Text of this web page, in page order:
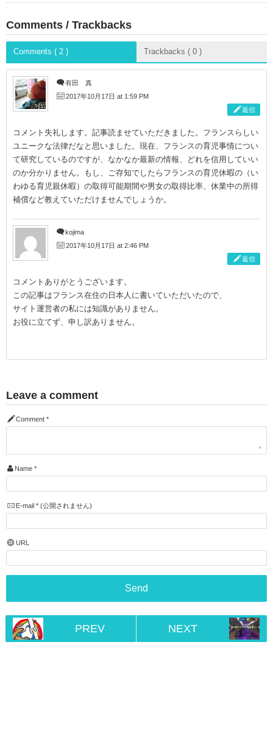
Comments / Trackbacks
Comments ( 2 ) Trackbacks ( 0 )
有田 真
2017年10月17日 at 1:59 PM
返信
コメント失礼します。記事読ませていただきました。フランスらしい
ユニークな法律だなと思いました。現在、フランスの育児事情につい
て研究しているのですが、なかなか最新の情報、どれを信用していい
のか分かりません。もし、ご存知でしたらフランスの育児休暇の（い
わゆる育児親休暇）の取得可能期間や男女の取得比率、休業中の所得
補償など教えていただけませんでしょうか。
kojima
2017年10月17日 at 2:46 PM
返信
コメントありがとうございます。
この記事はフランス在住の日本人に書いていただいたので、
サイト運営者の私には知識がありません。
お役に立てず、申し訳ありません。
Leave a comment
Comment *
Name *
E-mail *(公開されません)
URL
PREV NEXT